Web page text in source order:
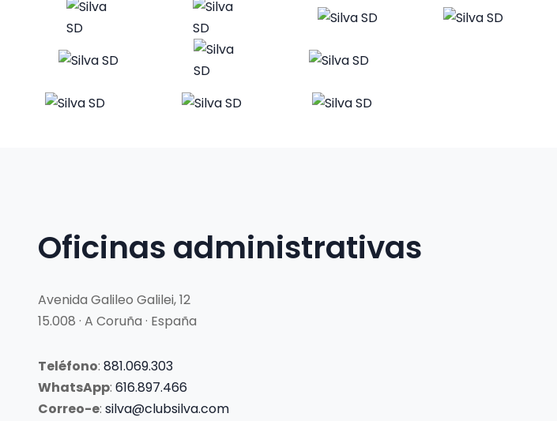
Oficinas administrativas
Avenida Galileo Galilei, 12
15.008 · A Coruña · España
Teléfono: 881.069.303
WhatsApp: 616.897.466
Correo-e: silva@clubsilva.com